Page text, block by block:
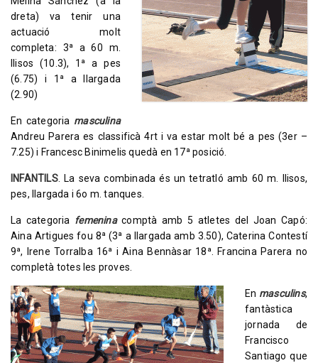
dreta) va tenir una
actuació molt
completa: 3ª a 60 m.
llisos (10.3), 1ª a pes
(6.75) i 1ª a llargada
(2.90)
En categoria masculina
Andreu Parera es classificà 4rt i va estar molt bé a pes (3er –
7.25) i Francesc Binimelis quedà en 17ª posició.
INFANTILS. La seva combinada és un tetratló amb 60 m. llisos,
pes, llargada i 6o m. tanques.
La categoria femeninacomptà amb 5 atletes del Joan Capó:
Aina Artigues fou 8ª (3ª a llargada amb 3.50), Caterina Contestí
9ª, Irene Torralba 16ª i Aina Bennàsar 18ª. Francina Parera no
completà totes les proves.
En masculins,
fantàstica
jornada de
Francisco
Santiago que